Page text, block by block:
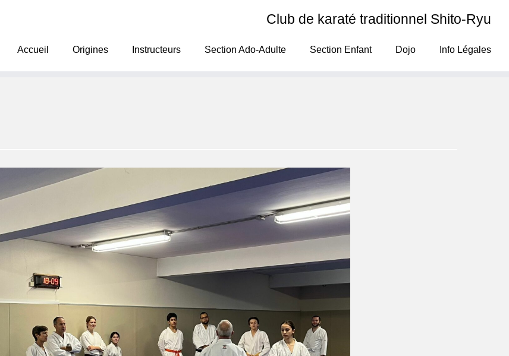
Club de karaté traditionnel Shito-Ryu
Accueil Origines Instructeurs Section Ado-Adulte Section Enfant Dojo Info Légales